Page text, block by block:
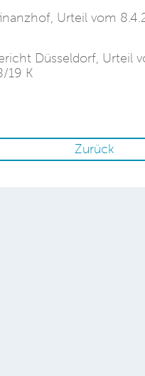
Urteil vom
Düsseldorf, Urteil
19 K
Zurück